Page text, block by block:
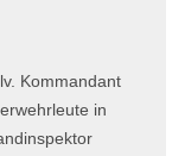
Kommandant
in